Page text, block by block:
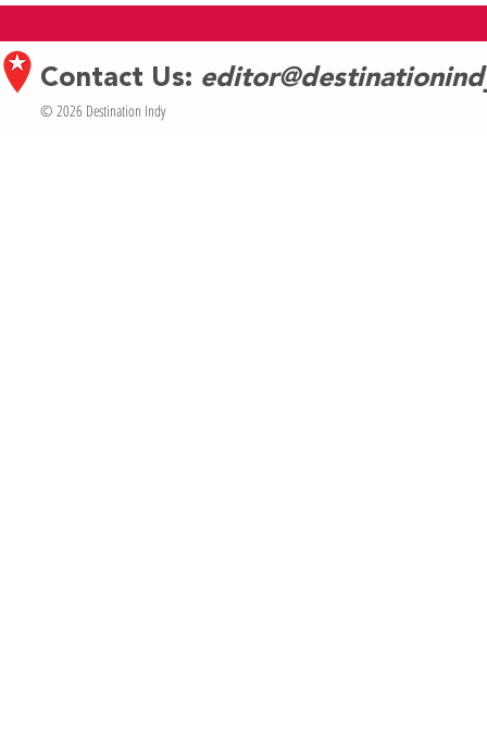
Contact Us:
© 2026 Destination Indy